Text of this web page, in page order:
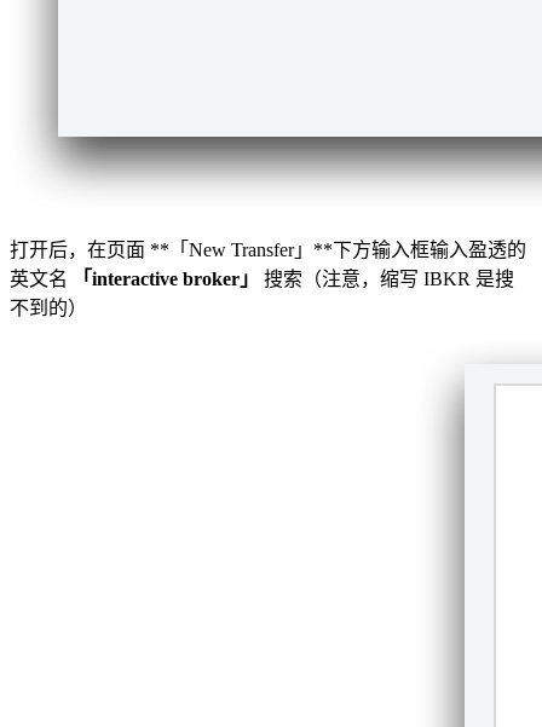
打开后，在页面 **「New Transfer」**下方输入框输入盈透的
英文名
「interactive broker」
搜索（注意，缩写 IBKR 是搜
不到的）